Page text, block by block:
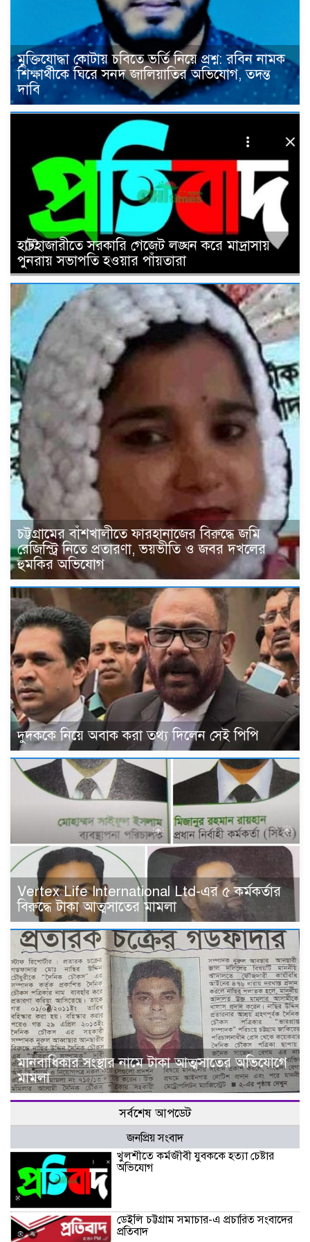
মুক্তিযোদ্ধা কোটায় চবিতে ভর্তি নিয়ে প্রশ্ন: রবিন নামক
শিক্ষার্থীকে ঘিরে সনদ জালিয়াতির অভিযোগ, তদন্ত
দাবি
হাটহাজারীতে সরকারি গেজেট লঙ্ঘন করে মাদ্রাসায়
পুনরায় সভাপতি হওয়ার পাঁয়তারা
চট্টগ্রামের বাঁশখালীতে ফারহানাজের বিরুদ্ধে জমি
রেজিস্ট্রি নিতে প্রতারণা, ভয়ভীতি ও জবর দখলের
হুমকির অভিযোগ
দুদককে নিয়ে অবাক করা তথ্য দিলেন সেই পিপি
Vertex Life International Ltd-এর ৫ কর্মকর্তার
বিরুদ্ধে টাকা আত্মসাতের মামলা
মানবাধিকার সংস্থার নামে টাকা আত্মসাতের অভিযোগে
মামলা
সর্বশেষ আপডেট
জনপ্রিয় সংবাদ
খুলশীতে কর্মজীবী যুবককে হত্যা চেষ্টার
অভিযোগ
ডেইলি চট্টগ্রাম সমাচার-এ প্রচারিত সংবাদের
প্রতিবাদ